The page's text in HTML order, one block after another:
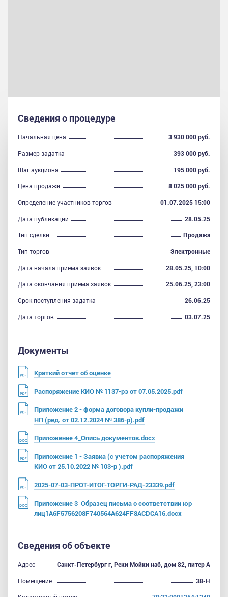
Сведения о процедуре
Начальная цена
3 930 000 руб.
Размер задатка
393 000 руб.
Шаг аукциона
195 000 руб.
Цена продажи
8 025 000 руб.
Определение участников торгов
01.07.2025 15:00
Дата публикации
28.05.25
Тип сделки
Продажа
Тип торгов
Электронные
Дата начала приема заявок
28.05.25, 10:00
Дата окончания приема заявок
25.06.25, 23:00
Срок поступления задатка
26.06.25
Дата торгов
03.07.25
Документы
Краткий отчет об оценке
Распоряжение КИО № 1137-рз от 07.05.2025.pdf
Приложение 2 - форма договора купли-продажи
НП (ред. от 02.12.2024 № 386-р).pdf
Приложение 4_Опись документов.docx
Приложение 1 - Заявка (с учетом распоряжения
КИО от 25.10.2022 № 103-р ).pdf
2025-07-03-ПРОТ-ИТОГ-ТОРГИ-РАД-23339.pdf
Приложение 3_Образец письма о соответствии юр
лиц1A6F5756208F740564A624FF8ACDCA16.docx
Сведения об объекте
Адрес
Санкт-Петербург г, Реки Мойки наб, дом 82, литер А
Помещение
38-Н